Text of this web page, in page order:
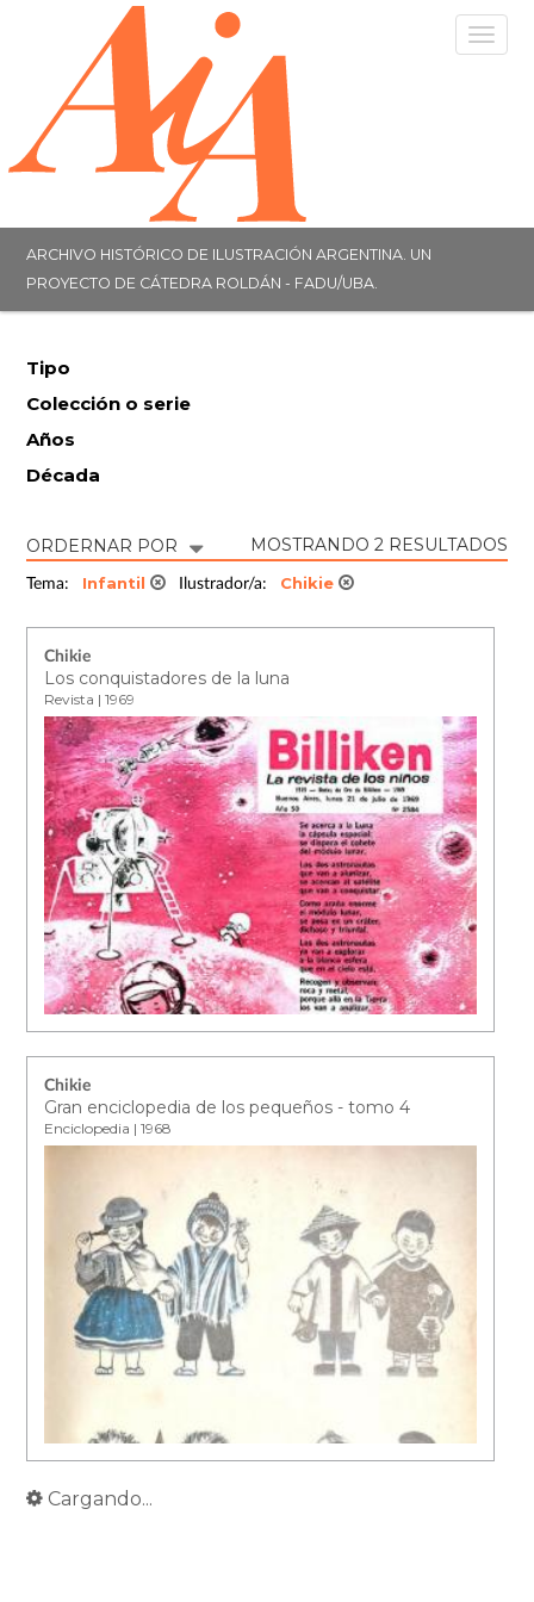
ARCHIVO HISTÓRICO DE ILUSTRACIÓN ARGENTINA. UN
PROYECTO DE CÁTEDRA ROLDÁN - FADU/UBA.
Tipo
Colección o serie
Años
Década
ORDERNAR POR MOSTRANDO 2 RESULTADOS
Tema: Infantil Ilustrador/a: Chikie
Chikie
Los conquistadores de la luna
Revista | 1969
Chikie
Gran enciclopedia de los pequeños - tomo 4
Enciclopedia | 1968
Cargando...